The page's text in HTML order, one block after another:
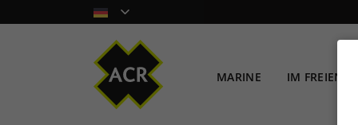
MARINE IM FREIEN